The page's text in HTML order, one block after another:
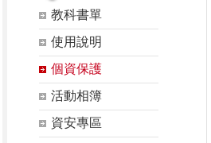
教科書單
使用說明
個資保護
活動相簿
資安專區